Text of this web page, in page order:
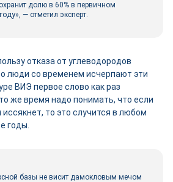
долю в 60% в первичном
— отметил эксперт.
отказа от углеводородов
люди со временем исчерпают эти
ВИЭ первое слово как раз
же время надо понимать, что если
то это случится в любом
годы.
базы не висит дамокловым мечом